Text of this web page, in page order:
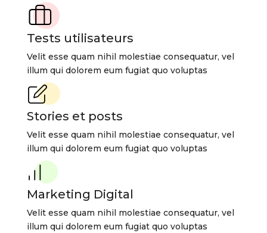
Tests utilisateurs
Velit esse quam nihil molestiae consequatur, vel
illum qui dolorem eum fugiat quo voluptas
Stories et posts
Velit esse quam nihil molestiae consequatur, vel
illum qui dolorem eum fugiat quo voluptas
Marketing Digital
Velit esse quam nihil molestiae consequatur, vel
illum qui dolorem eum fugiat quo voluptas